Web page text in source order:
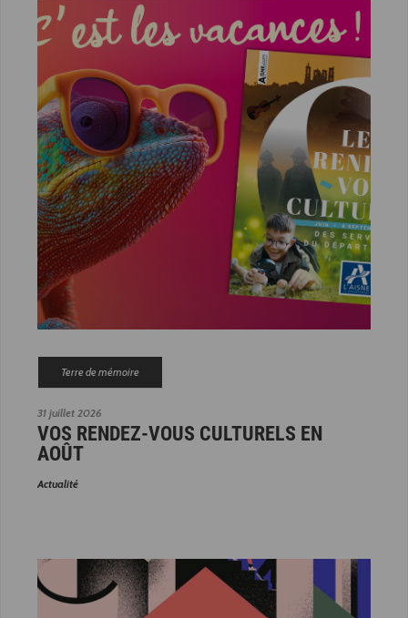
31 juillet 2026
Terre de mémoire
VOS RENDEZ-VOUS CULTURELS EN
AOÛT
Actualité